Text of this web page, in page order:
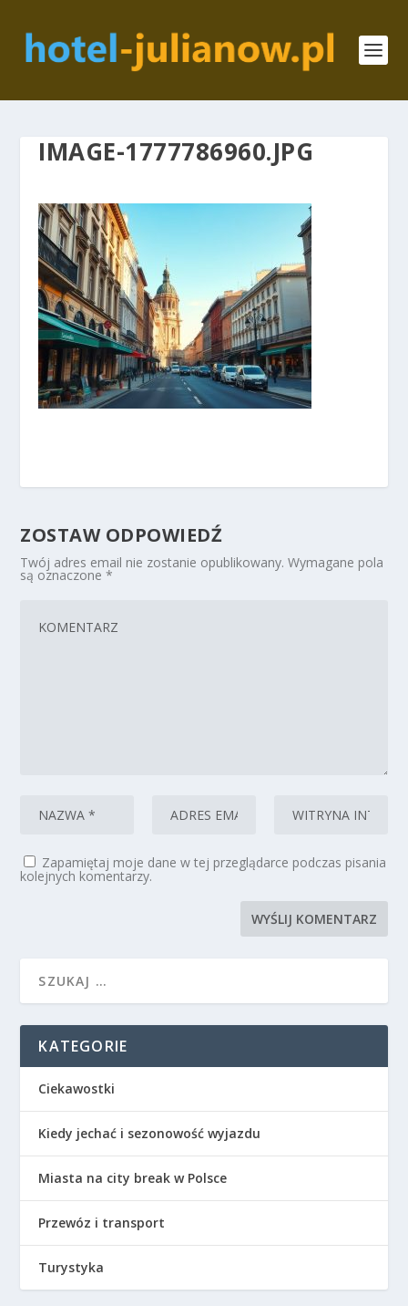
IMAGE-1777786960.JPG
ZOSTAW ODPOWIEDŹ
Twój adres email nie zostanie opublikowany. Wymagane pola
są oznaczone*
Zapamiętaj moje dane w tej przeglądarce podczas pisania
kolejnych komentarzy.
KATEGORIE
Ciekawostki
Kiedy jechać i sezonowość wyjazdu
Miasta na city break w Polsce
Przewóz i transport
Turystyka